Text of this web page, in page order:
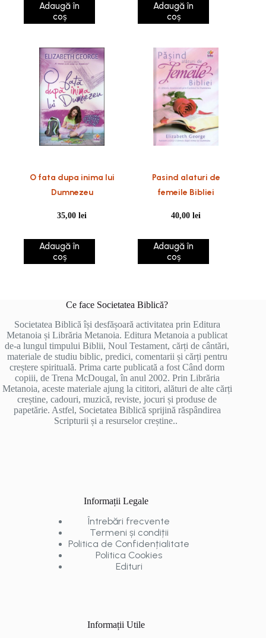
Adaugă în
coș
Adaugă în
coș
O fata dupa inima lui
Dumnezeu
35,00lei
Adaugă în
coș
Pasind alaturi de
femeile Bibliei
40,00lei
Adaugă în
coș
Ce face Societatea Biblică?
Societatea Biblică își desfășoară activitatea prin Editura
Metanoia și Librăria Metanoia. Editura Metanoia a publicat
de-a lungul timpului Biblii, Noul Testament, cărți de cântări,
materiale de studiu biblic, predici, comentarii și cărți pentru
creștere spirituală. Prima carte publicată a fost Când dorm
copiii, de Trena McDougal, în anul 2002. Prin Librăria
Metanoia, aceste materiale ajung la cititori, alături de alte cărți
creștine, cadouri, muzică, reviste, jocuri și produse de
papetărie. Astfel, Societatea Biblică sprijină răspândirea
Scripturii și a resurselor creștine..
Informații Legale
Întrebări frecvente
Termeni și condiții
Politica de Confidențialitate
Politica Cookies
Edituri
Informații Utile